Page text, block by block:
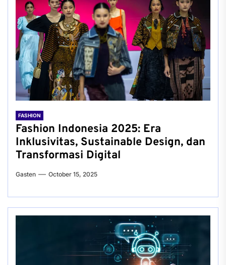
FASHION
Fashion Indonesia 2025: Era
Inklusivitas, Sustainable Design, dan
Transformasi Digital
Gasten October 15, 2025